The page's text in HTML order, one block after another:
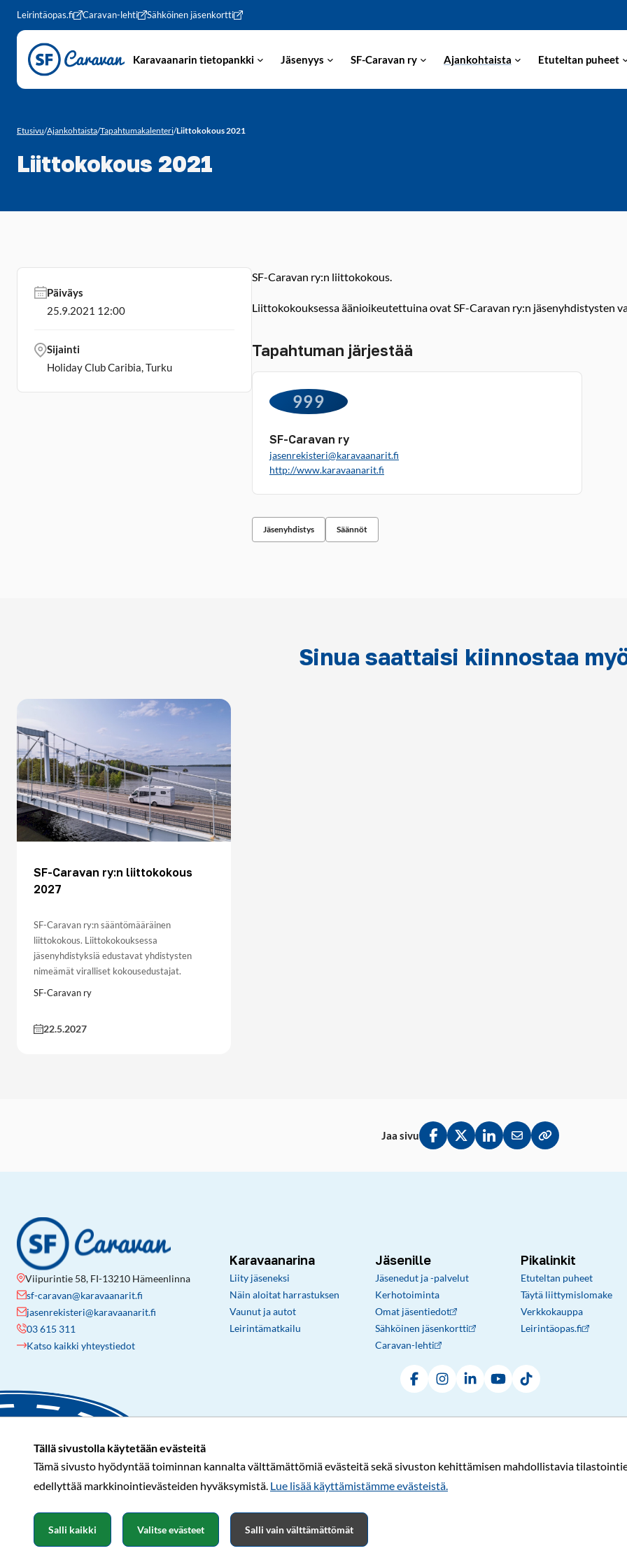
Tällä sivustolla käytetään evästeitä
Tämä sivusto hyödyntää toiminnan kannalta välttämättömiä evästeitä sekä sivuston kehittämisen mahdollistavia
edellyttää markkinointievästeiden hyväksymistä. Lue lisää käyttämistämme evästeistä.​​​​​​
Salli kaikki Salli vain välttämättömät
Valitse evästeet
Siirry sivun sisältöön
Leirintäopas.fi Caravan-lehti Sähköinen jäsenkortti
Karavaanarin tietopankki Jäsenyys SF-Caravan ry Ajankohtaista Etuteltan puheet
Etusivu/Ajankohtaista/Tapahtumakalenteri/Liittokokous 2021
Liittokokous 2021
SF-Caravan ry:n liittokokous.
Liittokokouksessa äänioikeutettuina ovat SF-Caravan ry:n jäsenyhdistysten
Tapahtuman järjestää
999
SF-Caravan ry
jasenrekisteri@karavaanarit.fi
http://www.karavaanarit.fi
Jäsenyhdistys Säännöt
Päiväys
25.9.2021 12:00
Sijainti
Holiday Club Caribia, Turku
Sinua saattaisi kiinnostaa
SF-Caravan ry:n liittokokous
2027
SF-Caravan ry:n sääntömääräinen
liittokokous. Liittokokouksessa
jäsenyhdistyksiä edustavat yhdistysten
nimeämät viralliset kokousedustajat.
SF-Caravan ry
22.5.2027
Jaa sivu
Jaa Facebookissa
Jaa Twitterissä
Jaa LinkedInissä
Jaa sähköpostitse
Kopioi linkki
Viipurintie 58, FI-13210 Hämeenlinna
sf-caravan@karavaanarit.fi
jasenrekisteri@karavaanarit.fi
03 615 311
Katso kaikki yhteystiedot
Karavaanarina
Liity jäseneksi
Näin aloitat harrastuksen
Vaunut ja autot
Leirintämatkailu
Jäsenille
Jäsenedut ja -palvelut
Kerhotoiminta
Omat jäsentiedot
Sähköinen jäsenkortti
Caravan-lehti
Pikalinkit
Etuteltan puheet
Täytä liittymislomake
Verkkokauppa
Leirintäopas.fi
FacebookInstagramLinkedInYouTubeTikTok
© Karavaanarit 2026